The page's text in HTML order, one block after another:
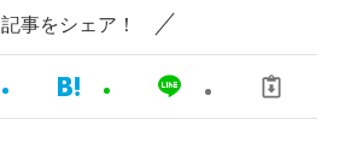
記事をシェア！